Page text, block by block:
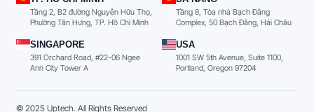
Tầng 2, B2 đường Nguyễn Hữu Thọ,
Phường Tân Hưng, TP. Hồ Chí Minh
Tầng 8, Tòa nhà Bạch Đằng
Complex, 50 Bạch Đằng, Hải Châu
SINGAPORE
391 Orchard Road, #22-06 Ngee
Ann City Tower A
USA
1001 SW 5th Avenue, Suite 1100,
Portland, Oregon 97204
© 2025 Uptech. All Rights Reserved